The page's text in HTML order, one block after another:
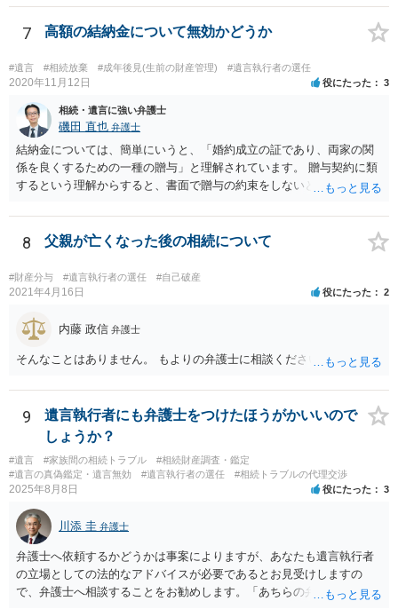
ういう場合にどれくらい税金がかかるか計算してもらって どういう方
針を取るか決められたらよいと思います。
7 高額の結納金について無効かどうか
#遺言 #相続放棄 #成年後見(生前の財産管理) #遺言執行者の選任
2020年11月12日 役にたった 3
相続・遺言に強い弁護士
磯田 直也 弁護士
結納金については、簡単にいうと、「婚約成立の証であり、両家の関
係を良くするための一種の贈与」と理解されています。 贈与契約に類
するという理解からすると、書面で贈与の約束をしないと相手方は支
ことは困難です。 くれぐれも今後お気をつけください。 弁護士に対応
を依頼されるのも悪くはありませんが、感情的な理由が強いと思いま
8 父親が亡くなった後の相続について
#財産分与 #遺言執行者の選任 #自己破産
2021年4月16日 役にたった 2
内藤 政信 弁護士
そんなことはありません。 もよりの弁護士に相談ください。
9
遺言執行者にも弁護士をつけたほうがかいいので
しょうか？
#遺言 #家族間の相続トラブル
#相続財産調査・鑑定
#遺言の真偽鑑定・遺言無効
#遺言執行者の選任 #相続トラブルの代理交渉
2025年8月8日 役にたった 3
川添 圭 弁護士
弁護士へ依頼するかどうかは事案によりますが、あなたも遺言執行者
の立場としての法的なアドバイスが必要であるとお見受けしますの
で、弁護士へ相談することをお勧めします。「あちらの弁護士」（元